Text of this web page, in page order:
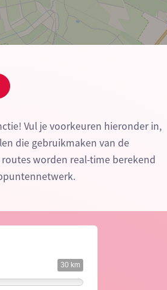
Vul je voorkeuren hieronder in,
die gebruikmaken van de
worden real-time berekend
30 km